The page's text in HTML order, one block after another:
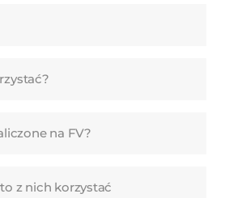
na FV?
z nich korzystać